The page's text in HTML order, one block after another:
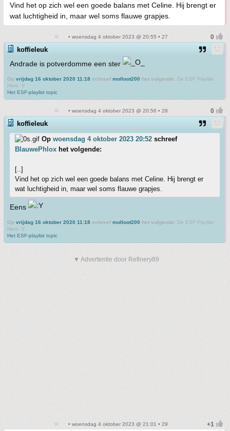
Vind het op zich wel een goede balans met Celine. Hij brengt er
wat luchtigheid in, maar wel soms flauwe grapjes.
• woensdag 4 oktober 2023 @ 20:55 • 27
koffieleuk
Andrade is potverdomme een ster
Op vrijdag 16 oktober 2020 11:18 schreef molloot200 het volgende: De ESF Playlist
Hero :Y
Het ESF-playlist topic
• woensdag 4 oktober 2023 @ 20:56 • 28
koffieleuk
Op woensdag 4 oktober 2023 20:52 schreef
BlauwePhlox het volgende:
[..]
Vind het op zich wel een goede balans met Celine. Hij brengt er
wat luchtigheid in, maar wel soms flauwe grapjes.
Eens
Op vrijdag 16 oktober 2020 11:18 schreef molloot200 het volgende: De ESF Playlist
Hero :Y
Het ESF-playlist topic
▼ Advertentie door Refinery89
• woensdag 4 oktober 2023 @ 21:01 • 29